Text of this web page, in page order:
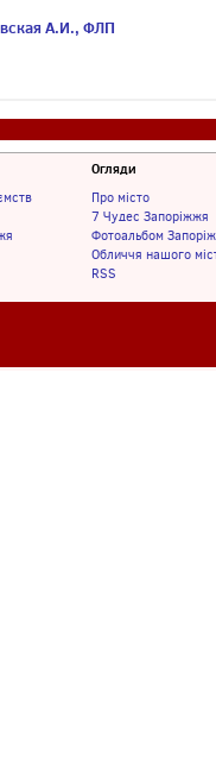
А.И., ФЛП
Огляди
Про місто
7 Чудес Запоріжжя
Фотоальбом
Обличчя нашого
RSS